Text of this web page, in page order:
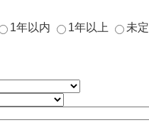
1年以内 1年以上 未定